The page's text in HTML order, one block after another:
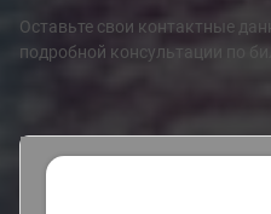
Оставьте свои контактные
подробной консультации по